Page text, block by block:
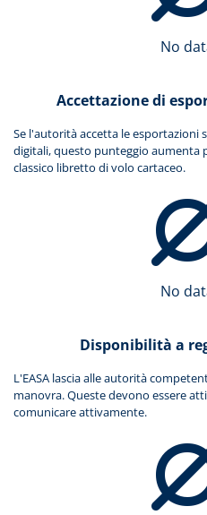
No
Accettazione di
Se l'autorità accetta le esportazioni
digitali, questo punteggio aumenta
classico libretto di volo cartaceo.
No
Disponibilità a
L'EASA lascia alle autorità
manovra. Queste devono essere
comunicare attivamente.